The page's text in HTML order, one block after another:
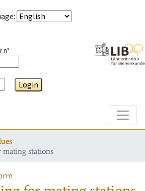
:
n°
Login
stations